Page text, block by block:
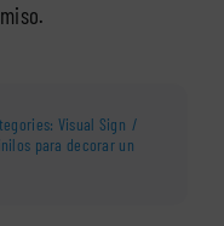
Visual Sign /
para decorar un